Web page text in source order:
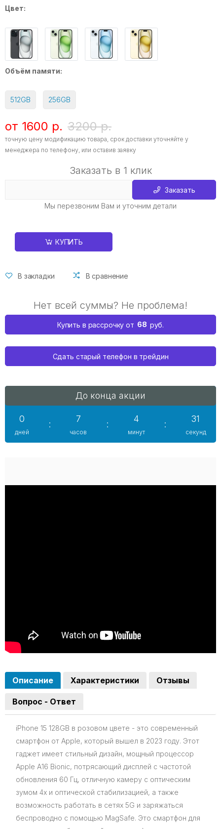
Цвет:
Объём памяти:
512GB 256GB
от 1600 р. 3200 р.
точную цену модификацию товара, срок доставки уточняйте у
менеджера по телефону, или оставив заявку
Заказать в 1 клик
Заказать
Мы перезвоним Вам и уточним детали
КУПИТЬ
В закладки В сравнение
Нет всей суммы? Не проблема!
Купить в рассрочку от 68 руб.
Сдать старый телефон в трейдин
До конца акции
0
дней
:
7
часов
:
4
минут
:
30
секунд
Описание Характеристики Отзывы
Вопрос - Ответ
iPhone 15 128GB в розовом цвете - это современный
смартфон от Apple, который вышел в 2023 году. Этот
гаджет имеет стильный дизайн, мощный процессор
Apple A16 Bionic, потрясающий дисплей с частотой
обновления 60 Гц, отличную камеру с оптическим
зумом 4x и оптической стабилизацией, а также
возможность работать в сетях 5G и заряжаться
беспроводно с помощью MagSafe. Это смартфон для